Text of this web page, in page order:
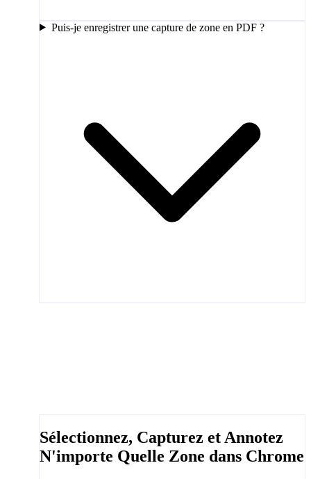
Puis-je enregistrer une capture de zone en PDF ?
Sélectionnez, Capturez et Annotez
N'importe Quelle Zone dans Chrome